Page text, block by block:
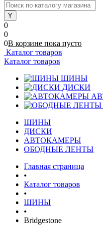
0
0
0В корзине пока пусто
Каталог товаров
Каталог товаров
ШИНЫ
ДИСКИ
ШИНЫ
ДИСКИ
АВТОКАМЕРЫ
ОБОДНЫЕ ЛЕНТЫ
Главная страница
•
Каталог товаров
•
ШИНЫ
•
Bridgestone